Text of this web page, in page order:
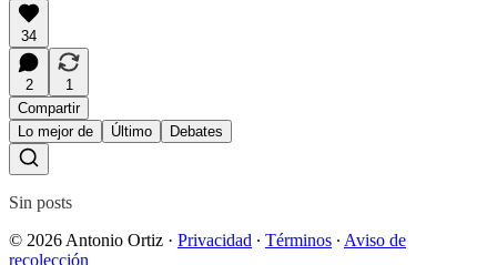
34
2
1
Compartir
Lo mejor de
Último Debates
Sin posts
© 2026 Antonio Ortiz · Privacidad ∙ Términos ∙ Aviso de
recolección